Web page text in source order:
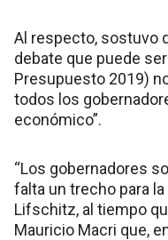
Al respecto, sostuvo
debate que puede
Presupuesto 2019)
todos los
económico”.
“Los gobernadores
falta un trecho para
Lifschitz, al tiempo
Mauricio Macri que,